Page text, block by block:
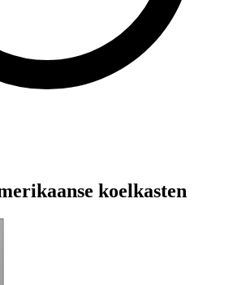
koelkasten